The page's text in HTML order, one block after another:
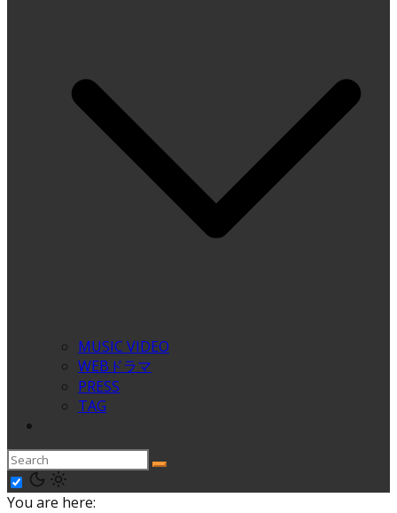
MUSIC VIDEO
WEBドラマ
PRESS
TAG
You are here: